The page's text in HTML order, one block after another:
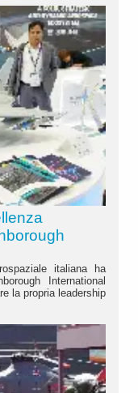
italiana ha
International
la propria leadership